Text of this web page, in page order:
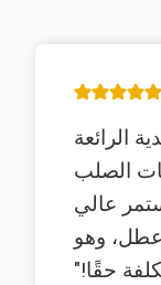
الرائعة
الصلب
عالي
أي عطل، وهو
حقًا!"